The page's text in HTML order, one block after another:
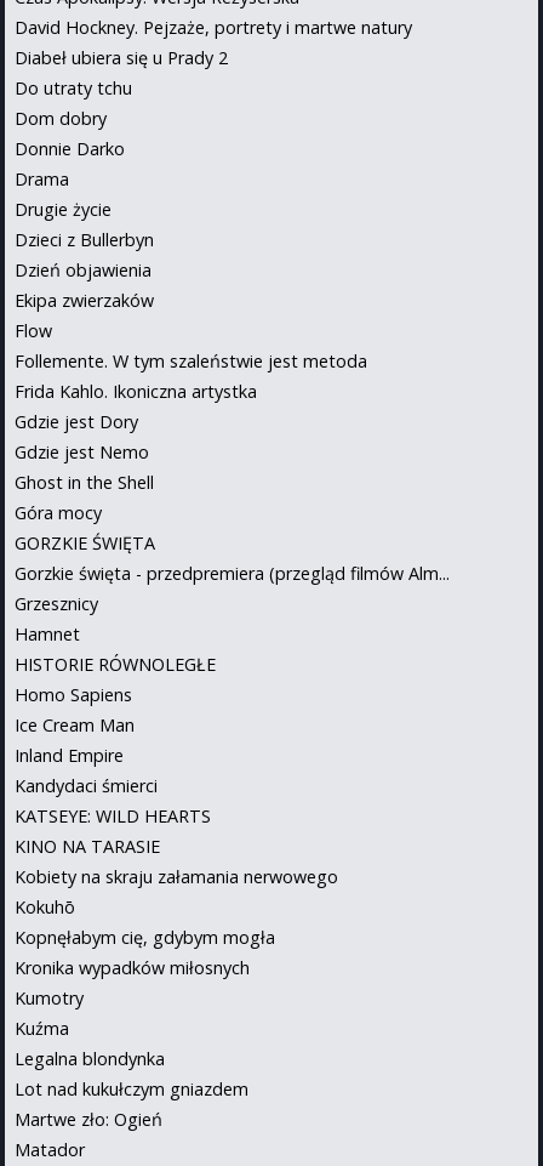
David Hockney. Pejzaże, portrety i martwe natury
Diabeł ubiera się u Prady 2
Do utraty tchu
Dom dobry
Donnie Darko
Drama
Drugie życie
Dzieci z Bullerbyn
Dzień objawienia
Ekipa zwierzaków
Flow
Follemente. W tym szaleństwie jest metoda
Frida Kahlo. Ikoniczna artystka
Gdzie jest Dory
Gdzie jest Nemo
Ghost in the Shell
Góra mocy
GORZKIE ŚWIĘTA
Gorzkie święta - przedpremiera (przegląd filmów Alm...
Grzesznicy
Hamnet
HISTORIE RÓWNOLEGŁE
Homo Sapiens
Ice Cream Man
Inland Empire
Kandydaci śmierci
KATSEYE: WILD HEARTS
KINO NA TARASIE
Kobiety na skraju załamania nerwowego
Kokuhō
Kopnęłabym cię, gdybym mogła
Kronika wypadków miłosnych
Kumotry
Kuźma
Legalna blondynka
Lot nad kukułczym gniazdem
Martwe zło: Ogień
Matador